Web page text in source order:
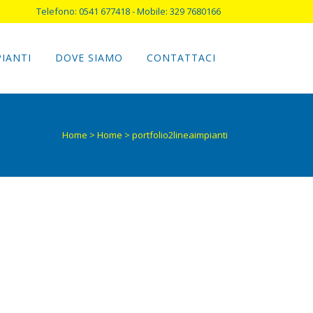
Telefono: 0541 677418 - Mobile: 329 7680166
DOVE SIAMO CONTATTACI
Home > Home > portfolio2lineaimpianti